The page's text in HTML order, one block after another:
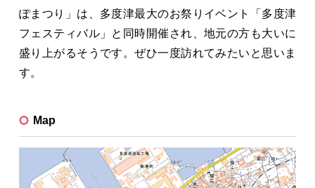
ぽまつり」は、多度津最大のお祭りイベント「多度津
フェスティバル」と同時開催され、地元の方も大いに
盛り上がるそうです。ぜひ一度訪れてみたいと思いま
す。
Map